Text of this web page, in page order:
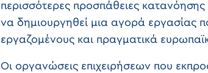
περισσότερες προσπάθειες
να δημιουργηθεί μια αγορά εργασίας
εργαζομένους και πραγματικά
Οι οργανώσεις επιχειρήσεων που